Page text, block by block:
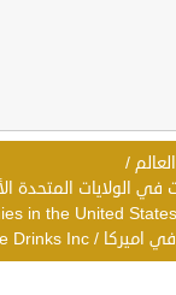
/
in the United
اميركا /
Drinks Inc